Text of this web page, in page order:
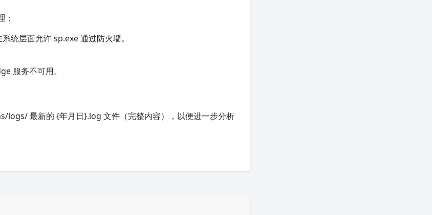
：
统层面允许 sp.exe 通过防火墙。
服务不可用。
logs/ 最新的 {年月日}.log 文件（完整内容），以便进一步分析